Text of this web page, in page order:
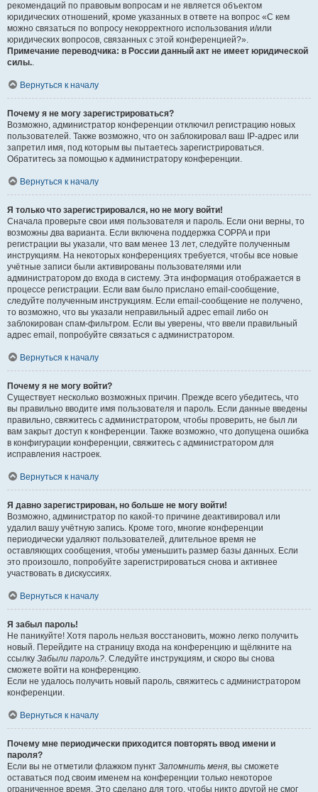
рекомендаций по правовым вопросам и не является объектом
юридических отношений, кроме указанных в ответе на вопрос «С кем
можно связаться по вопросу некорректного использования и/или
юридических вопросов, связанных с этой конференцией?».
Примечание переводчика: в России данный акт не имеет юридической
силы..
Вернуться к началу
Почему я не могу зарегистрироваться?
Возможно, администратор конференции отключил регистрацию новых
пользователей. Также возможно, что он заблокировал ваш IP-адрес или
запретил имя, под которым вы пытаетесь зарегистрироваться.
Обратитесь за помощью к администратору конференции.
Вернуться к началу
Я только что зарегистрировался, но не могу войти!
Сначала проверьте свои имя пользователя и пароль. Если они верны, то
возможны два варианта. Если включена поддержка COPPA и при
регистрации вы указали, что вам менее 13 лет, следуйте полученным
инструкциям. На некоторых конференциях требуется, чтобы все новые
учётные записи были активированы пользователями или
администратором до входа в систему. Эта информация отображается в
процессе регистрации. Если вам было прислано email-сообщение,
следуйте полученным инструкциям. Если email-сообщение не получено,
то возможно, что вы указали неправильный адрес email либо он
заблокирован спам-фильтром. Если вы уверены, что ввели правильный
адрес email, попробуйте связаться с администратором.
Вернуться к началу
Почему я не могу войти?
Существует несколько возможных причин. Прежде всего убедитесь, что
вы правильно вводите имя пользователя и пароль. Если данные введены
правильно, свяжитесь с администратором, чтобы проверить, не был ли
вам закрыт доступ к конференции. Также возможно, что допущена ошибка
в конфигурации конференции, свяжитесь с администратором для
исправления настроек.
Вернуться к началу
Я давно зарегистрирован, но больше не могу войти!
Возможно, администратор по какой-то причине деактивировал или
удалил вашу учётную запись. Кроме того, многие конференции
периодически удаляют пользователей, длительное время не
оставляющих сообщения, чтобы уменьшить размер базы данных. Если
это произошло, попробуйте зарегистрироваться снова и активнее
участвовать в дискуссиях.
Вернуться к началу
Я забыл пароль!
Не паникуйте! Хотя пароль нельзя восстановить, можно легко получить
новый. Перейдите на страницу входа на конференцию и щёлкните на
ссылку Забыли пароль?. Следуйте инструкциям, и скоро вы снова
сможете войти на конференцию.
Если не удалось получить новый пароль, свяжитесь с администратором
конференции.
Вернуться к началу
Почему мне периодически приходится повторять ввод имени и
пароля?
Если вы не отметили флажком пункт Запомнить меня, вы сможете
оставаться под своим именем на конференции только некоторое
ограниченное время. Это сделано для того, чтобы никто другой не смог